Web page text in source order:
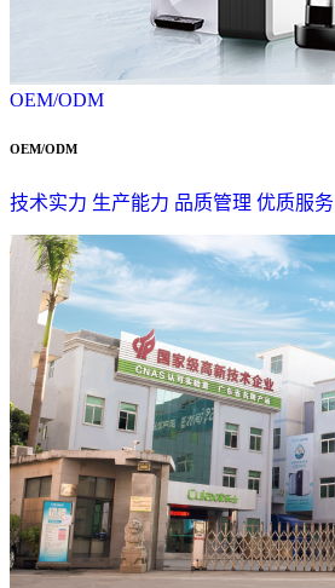
OEM/ODM
OEM/ODM
技术实力 生产能力 品质管理 优质服务